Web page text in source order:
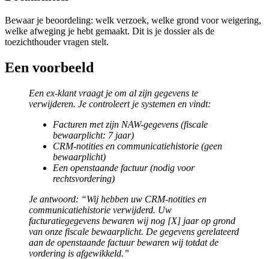
Bewaar je beoordeling: welk verzoek, welke grond voor weigering,
welke afweging je hebt gemaakt. Dit is je dossier als de
toezichthouder vragen stelt.
Een voorbeeld
Een ex-klant vraagt je om al zijn gegevens te
verwijderen. Je controleert je systemen en vindt:
Facturen met zijn NAW-gegevens (fiscale
bewaarplicht: 7 jaar)
CRM-notities en communicatiehistorie (geen
bewaarplicht)
Een openstaande factuur (nodig voor
rechtsvordering)
Je antwoord: “Wij hebben uw CRM-notities en
communicatiehistorie verwijderd. Uw
facturatiegegevens bewaren wij nog [X] jaar op grond
van onze fiscale bewaarplicht. De gegevens gerelateerd
aan de openstaande factuur bewaren wij totdat de
vordering is afgewikkeld.”